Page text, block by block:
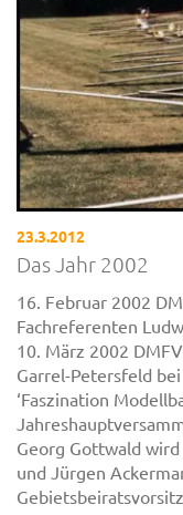
23.3.2012
Das Jahr 2002
16. Februar 2002
Fachreferenten
10. März 2002
Garrel-Petersfeld
‘Faszination
Georg Gottwald
und Jürgen